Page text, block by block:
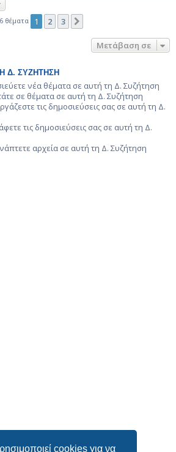
cookies για να
θέματα 1 2 3
Μετάβαση σε
Δ. ΣΥΖΉΤΗΣΗ
νέα θέματα σε αυτή τη Δ. Συζήτηση
σε θέματα σε αυτή τη Δ. Συζήτηση
τις δημοσιεύσεις σας σε αυτή τη Δ.
τις δημοσιεύσεις σας σε αυτή τη Δ.
αρχεία σε αυτή τη Δ. Συζήτηση